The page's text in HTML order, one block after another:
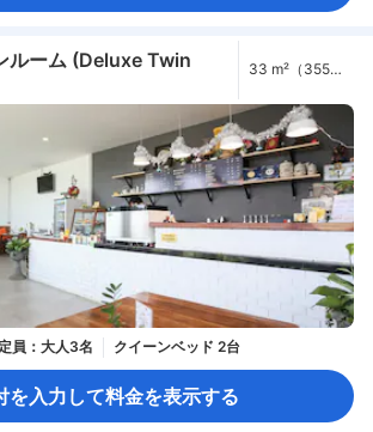
ルーム (Deluxe Twin
33 m²（355
定員：大人3名 クイーンベッド 2台
を入力して料金を表示する